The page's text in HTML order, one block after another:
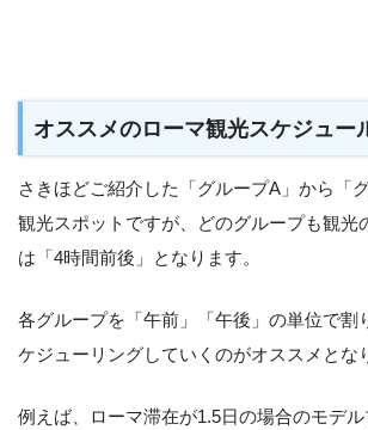
オススメのローマ観光スケジュー
さきほどご紹介した「グループA」から「
観光スポットですが、どのグループも観光
は「4時間前後」となります。
各グループを「午前」「午後」の単位で割
ケジューリングしていくのがオススメとな
例えば、ローマ滞在が1.5日の場合のモデ